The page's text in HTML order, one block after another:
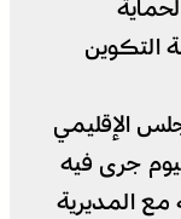
التكوين
الإقليمي
جرى فيه
مع المديرية